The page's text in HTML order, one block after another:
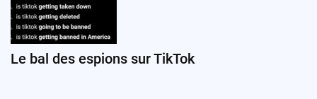
Le bal des espions sur TikTok